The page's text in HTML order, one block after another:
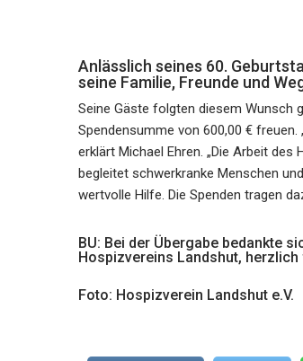
Anlässlich seines 60.
seine Familie, Freunde und
Seine Gäste folgten diesem Wunsch
Spendensumme von 600,00 €
erklärt Michael Ehren. „Die Arbeit
begleitet schwerkranke Menschen
wertvolle Hilfe. Die Spenden tragen
BU: Bei der Übergabe bedankte
Hospizvereins Landshut,
Foto: Hospizverein Landshut e.V.